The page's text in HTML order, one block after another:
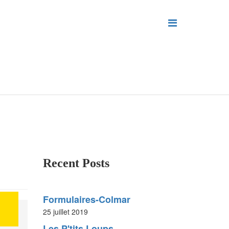
Recent Posts
Formulaires-Colmar
25 juillet 2019